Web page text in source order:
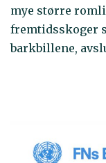
mye større
fremtidsskoger
barkbillene,